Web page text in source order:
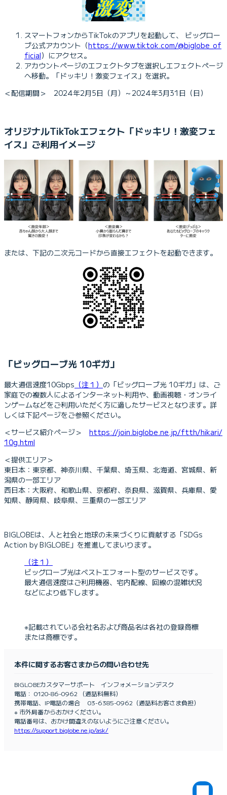
スマートフォンからTikTokのアプリを起動して、 ビッグロー
ブ公式アカウント（https://www.tiktok.com/@biglobe_of
ficial）にアクセス。
アカウントページのエフェクトタブを選択しエフェクトページ
へ移動。「ドッキリ！激変フェイス」を選択。
＜配信期間＞ 2024年2月5日（月）～2024年3月31日（日）
オリジナルTikTokエフェクト「ドッキリ！激変フェ
イス」ご利用イメージ
または、下記の二次元コードから直接エフェクトを起動できます。
「ビッグローブ光 10ギガ」
最大通信速度10Gbps （注１） の「ビッグローブ光 10ギガ」は、ご
家庭での複数人によるインターネット利用や、動画視聴・オンライ
ンゲームなどをご利用いただく方に適したサービスとなります。詳
しくは下記ページをご参照ください。
＜サービス紹介ページ＞ https://join.biglobe.ne.jp/ftth/hikari/
10g.html
＜提供エリア＞
東日本：東京都、神奈川県、千葉県、埼玉県、北海道、宮城県、新
潟県の一部エリア
西日本：大阪府、和歌山県、京都府、奈良県、滋賀県、兵庫県、愛
知県、静岡県、岐阜県、三重県の一部エリア
BIGLOBEは、人と社会と地球の未来づくりに貢献する「SDGs
Action by BIGLOBE」を推進してまいります。
（注１）
ビッグローブ光はベストエフォート型のサービスです。
最大通信速度はご利用機器、宅内配線、回線の混雑状況
などにより低下します。
※記載されている会社名および商品名は各社の登録商標
または商標です。
本件に関するお客さまからの問い合わせ先
BIGLOBEカスタマーサポート インフォメーションデスク
電話： 0120-86-0962 （通話料無料）
携帯電話、IP電話の場合 03-6385-0962（通話料お客さま負担）
※ 市外局番からおかけください。
電話番号は、おかけ間違えのないようにご注意ください。
https://support.biglobe.ne.jp/ask/